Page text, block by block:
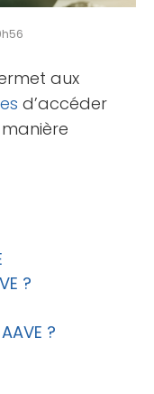
aux
d’accéder
?
?